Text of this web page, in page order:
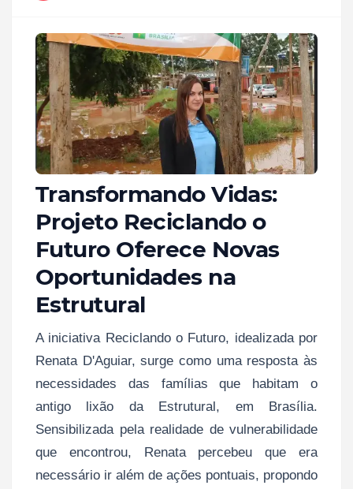
Transformando Vidas:
Projeto Reciclando o
Futuro Oferece Novas
Oportunidades na
Estrutural
A iniciativa Reciclando o Futuro, idealizada por
Renata D'Aguiar, surge como uma resposta às
necessidades das famílias que habitam o
antigo lixão da Estrutural, em Brasília.
Sensibilizada pela realidade de vulnerabilidade
que encontrou, Renata percebeu que era
necessário ir além de ações pontuais, propondo